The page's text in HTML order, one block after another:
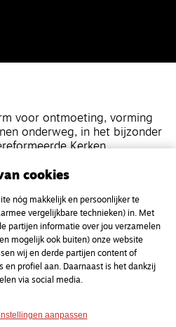
voor ontmoeting, vorming
onderweg, in het bijzonder
Kerken.
cookies
nóg makkelijk en persoonlijker te
vergelijkbare technieken) in. Met
partijen informatie over jou verzamelen
mogelijk ook buiten) onze website
wij en derde partijen content of
en profiel aan. Daarnaast is het dankzij
via social media.
aanpassen